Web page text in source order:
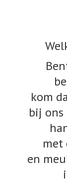
kom
bij ons
met
en